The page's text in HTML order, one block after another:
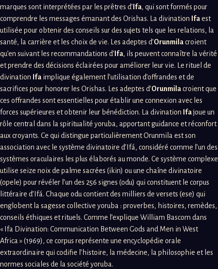
marques sont interprétées par les prêtres d’ Ifa, qui sont formés pour
comprendre les messages émanant des Orishas. La divination Ifaest
utilisée pour obtenir des conseils sur des sujets tels que les relations, la
santé, la carrière et les choix de vie. Les adeptes d’Orunmilacroient
qu’en suivant les recommandations d’ Ifa, ils peuvent connaître la vérité
et prendre des décisions éclairées pour améliorer leur vie. Le rituel de
divination Ifa implique également l’utilisation d’offrandes et de
sacrifices pour honorer les Orishas. Les adeptes d’Orunmilacroient que
ces offrandes sont essentielles pour établir une connexion avec les
forces supérieures et obtenir leur bénédiction. La divination Ifajoue un
rôle central dans la spiritualité yoruba, apportant guidance et réconfort
aux croyants. Ce qui distingue particulièrement Orunmila est son
association avec le système divinatoire d’Ifá, considéré comme l’un des
systèmes oraculaires les plus élaborés au monde. Ce système complexe
utilise seize noix de palme sacrées (ikin) ou une chaîne divinatoire
(opele) pour révéler l’un des 256 signes (odu) qui constituent le corpus
littéraire d’Ifá. Chaque odu contient des milliers de versets (ese) qui
englobent la sagesse collective yoruba : proverbes, histoires, remèdes,
conseils éthiques et rituels. Comme l’explique William Bascom dans
« Ifa Divination: Communication Between Gods and Men in West
Africa » (1969), ce corpus représente une encyclopédie orale
extraordinaire qui codifie l’histoire, la médecine, la philosophie et les
normes sociales de la société yoruba.